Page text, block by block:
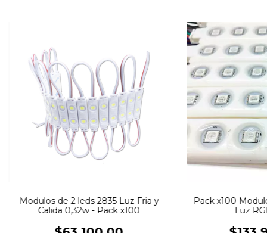
Modulos de 2 leds 2835 Luz Fria y
Calida 0,32w - Pack x100
Pack x100
Luz